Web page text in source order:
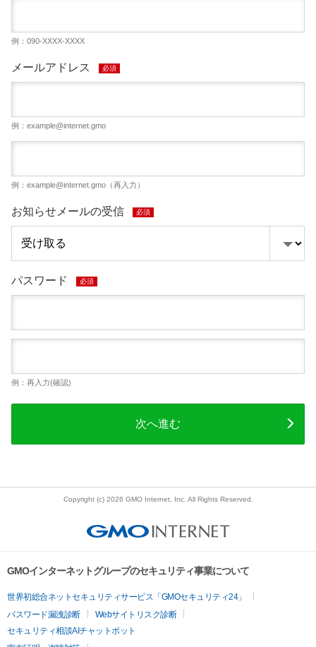
例：090-XXXX-XXXX
メールアドレス 必須
例： example@internet.gmo
例： example@internet.gmo （再入力）
お知らせメールの受信 必須
パスワード 必須
例：再入力(確認)
次へ進む
Copyright (c) 2026 GMO Internet, Inc. All Rights Reserved.
GMOインターネットグループのセキュリティ事業について
世界初総合ネットセキュリティサービス「GMOセキュリティ24」
パスワード漏洩診断
Webサイトリスク診断
セキュリティ相談AIチャットボット